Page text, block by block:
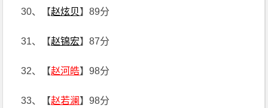
30、【赵炫贝】89分
31、【赵锦宏】87分
32、【赵河皓】98分
33、【赵若澜 】98分